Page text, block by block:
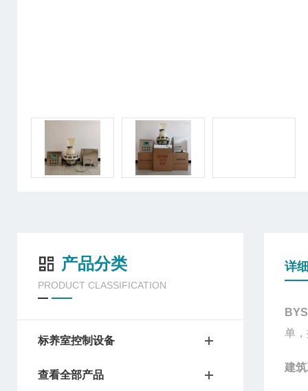
产品分类
PRODUCT CLASSIFICATION
标养室控制设备
查看全部产品
详
单
建